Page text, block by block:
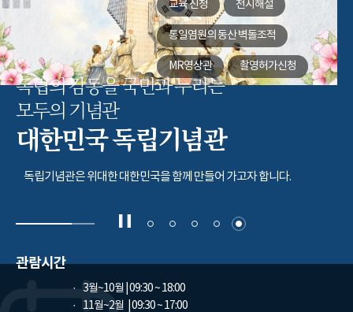
교육 신청 전시해설
통일염원의 동산벽돌조적
MR영상관 촬영허가신청
독립의 감동을 국민과 누리는
모두의 기념관
대한민국 독립기념관
독립기념관은 위대한 대한민국을 함께 만들어 가고자 합니다.
관람시간
3월~10월 | 09:30 ~ 18:00
11월~2월
| 09:30 ~ 17:00